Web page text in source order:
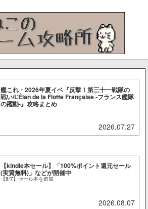
艦これ・2026年夏イベ『反撃！第三十一戦隊の
戦い/L’Élan de la Flotte Française -フランス艦隊
の躍動-』攻略まとめ
2026.07.27
【kindle本セール】「100%ポイント還元セール
(実質無料)」などが開催中
【8/7】セール本を追加
2026.08.07